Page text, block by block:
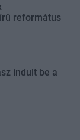
református
indult be a